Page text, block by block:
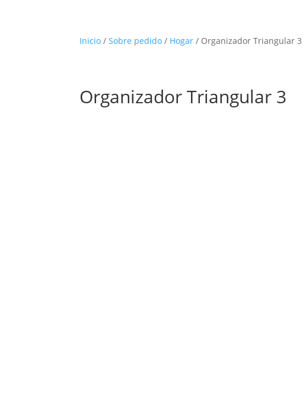
Inicio /Sobre pedido / Hogar / Organizador Triangular 3
Organizador Triangular 3